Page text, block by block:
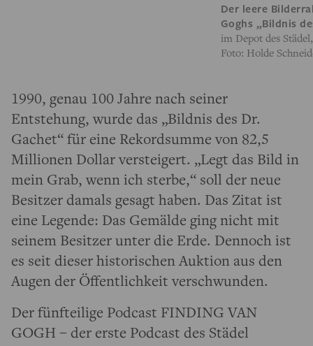
Der leere
Goghs „Bildnis
im Depot des
Foto: Holde
1990, genau 100 Jahre nach seiner
Entstehung, wurde das „Bildnis des Dr.
Gachet“ für eine Rekordsumme von 82,5
Millionen Dollar versteigert. „Legt das Bild in
mein Grab, wenn ich sterbe,“ soll der neue
Besitzer damals gesagt haben. Das Zitat ist
eine Legende: Das Gemälde ging nicht mit
seinem Besitzer unter die Erde. Dennoch ist
es seit dieser historischen Auktion aus den
Augen der Öffentlichkeit verschwunden.
Der fünfteilige Podcast FINDING VAN
GOGH – der erste Podcast des Städel